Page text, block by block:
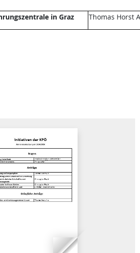
in Graz Thomas Horst